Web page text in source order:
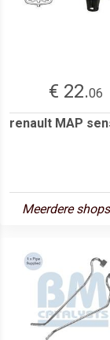
€ 22.06
renault MAP
Meerdere shops